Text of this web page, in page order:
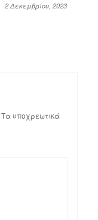
2 Δεκεμβρίου, 2023
Τα υποχρεωτικά